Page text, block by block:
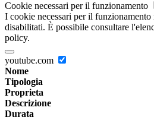
Cookie necessari per il funzionamento
I cookie necessari per il funzionamento
disabilitati. È possibile consultare
policy.
youtube.com
Nome
Tipologia
Proprieta
Descrizione
Durata